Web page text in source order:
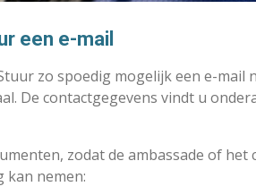
een e-mail
zo spoedig mogelijk een e-mail
De contactgegevens vindt u
zodat de ambassade of het
kan nemen: